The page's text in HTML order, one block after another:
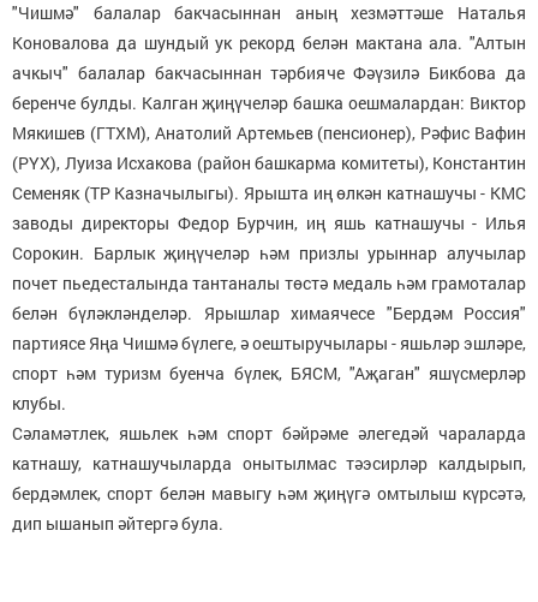
"Чишмә" балалар бакчасыннан аның хезмәттәше Наталья
Коновалова да шундый ук рекорд белән мактана ала. "Алтын
ачкыч" балалар бакчасыннан тәрбияче Фәүзилә Бикбова да
беренче булды. Калган җиңүчеләр башка оешмалардан: Виктор
Мякишев (ГТХМ), Анатолий Артемьев (пенсионер), Рәфис Вафин
(РҮХ), Луиза Исхакова (район башкарма комитеты), Константин
Семеняк (ТР Казначылыгы). Ярышта иң өлкән катнашучы - КМС
заводы директоры Федор Бурчин, иң яшь катнашучы - Илья
Сорокин. Барлык җиңүчеләр һәм призлы урыннар алучылар
почет пьедесталында тантаналы төстә медаль һәм грамоталар
белән бүләкләнделәр. Ярышлар химаячесе "Бердәм Россия"
партиясе Яңа Чишмә бүлеге, ә оештыручылары - яшьләр эшләре,
спорт һәм туризм буенча бүлек, БЯСМ, "Аҗаган" яшүсмерләр
клубы.
Сәламәтлек, яшьлек һәм спорт бәйрәме әлегедәй чараларда
катнашу, катнашучыларда онытылмас тәэсирләр калдырып,
бердәмлек, спорт белән мавыгу һәм җиңүгә омтылыш күрсәтә,
дип ышанып әйтергә була.